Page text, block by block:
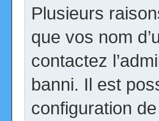
Plusieurs
que vos nom
contactez
banni. Il est
configuration